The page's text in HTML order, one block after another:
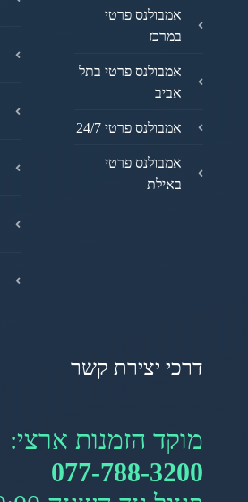
אמבולנס פרטי
במרכז
אמבולנס פרטי בתל
אביב
אמבולנס פרטי 24/7
אמבולנס פרטי
באילת
דרכי יצירת קשר
מוקד הזמנות ארצי:
077-788-3200